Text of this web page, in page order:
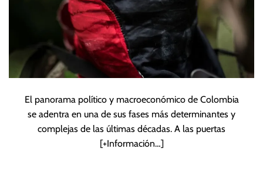
El panorama político y macroeconómico de Colombia
se adentra en una de sus fases más determinantes y
complejas de las últimas décadas. A las puertas
[+Información…]